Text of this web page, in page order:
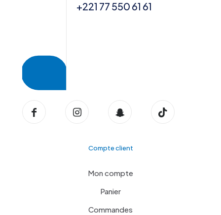
+221 77 550 61 61
Compte client
Mon compte
Panier
Commandes